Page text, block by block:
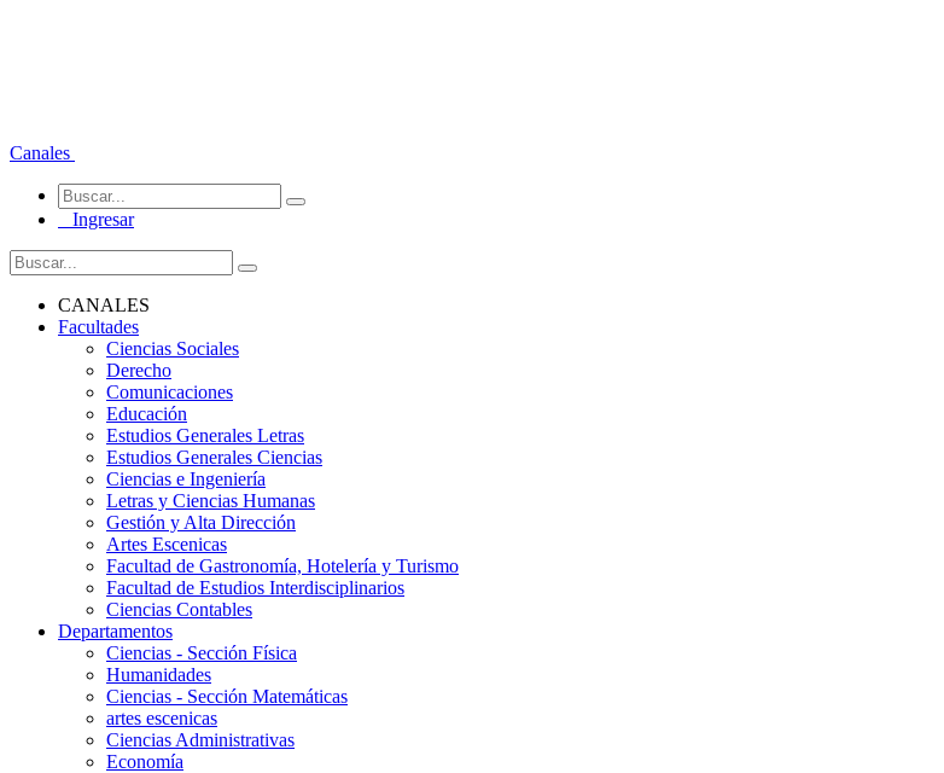
Canales
Ingresar
CANALES
Facultades
Ciencias Sociales
Derecho
Comunicaciones
Educación
Estudios Generales Letras
Estudios Generales Ciencias
Ciencias e Ingeniería
Letras y Ciencias Humanas
Gestión y Alta Dirección
Artes Escenicas
Facultad de Gastronomía, Hotelería y Turismo
Facultad de Estudios Interdisciplinarios
Ciencias Contables
Departamentos
Ciencias - Sección Física
Humanidades
Ciencias - Sección Matemáticas
artes escenicas
Ciencias Administrativas
Economía